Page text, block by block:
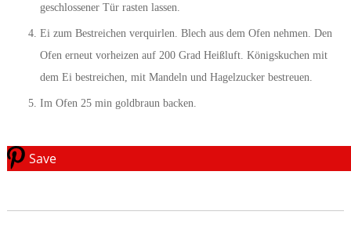
geschlossener Tür rasten lassen.
Ei zum Bestreichen verquirlen. Blech aus dem Ofen nehmen. Den
Ofen erneut vorheizen auf 200 Grad Heißluft. Königskuchen mit
dem Ei bestreichen, mit Mandeln und Hagelzucker bestreuen.
Im Ofen 25 min goldbraun backen.
Save